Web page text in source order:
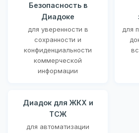
Безопасность в
Диадоке
для уверенности в
сохранности и
конфиденциальности
коммерческой
информации
для
Диадок для ЖКХ и
ТСЖ
для автоматизации